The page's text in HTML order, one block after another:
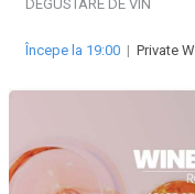
DEGUSTARE DE VIN
Începe la 19:00 | Private